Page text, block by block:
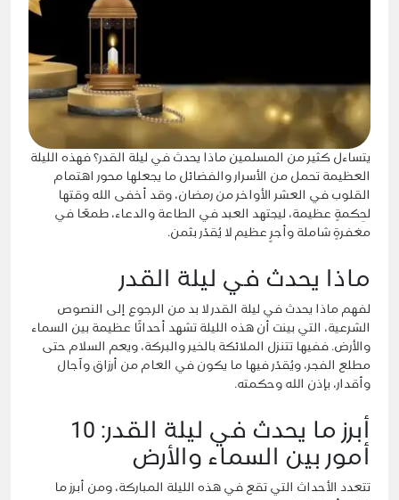
يتساءل كثير من المسلمين ماذا يحدث في ليلة القدر؟ فهذه الليلة
العظيمة تحمل من الأسرار والفضائل ما يجعلها محور اهتمام
القلوب في العشر الأواخر من رمضان، وقد أخفى الله وقتها
لحِكمةٍ عظيمة، ليجتهد العبد في الطاعة والدعاء، طمعًا في
مغفرةٍ شاملة وأجرٍ عظيم لا يُقدّر بثمن.
ماذا يحدث في ليلة القدر
لفهم ماذا يحدث في ليلة القدر لا بد من الرجوع إلى النصوص
الشرعية، التي بينت أن هذه الليلة تشهد أحداثًا عظيمة بين السماء
والأرض. ففيها تتنزل الملائكة بالخير والبركة، ويعم السلام حتى
مطلع الفجر، ويُقدّر فيها ما يكون في العام من أرزاق وآجال
وأقدار، بإذن الله وحكمته.
أبرز ما يحدث في ليلة القدر: 10
أمور بين السماء والأرض
تتعدد الأحداث التي تقع في هذه الليلة المباركة، ومن أبرز ما